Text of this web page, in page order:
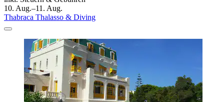
10. Aug.–11. Aug.
Thabraca Thalasso & Diving